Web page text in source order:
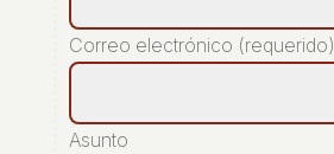
Correo electrónico (requerido)
Asunto